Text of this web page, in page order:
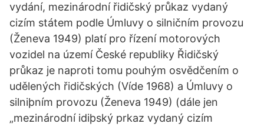
vydání, mezinárodní řidičský průkaz vydaný
cizím státem podle Úmluvy o silničním provozu
(Ženeva 1949) platí pro řízení motorových
vozidel na území České republiky Řidičský
průkaz je naproti tomu pouhým osvědčením o
udělených řidičských (Víde 1968) a Úmluvy o
silniþním provozu (Ženeva 1949) (dále jen
„mezinárodní idiþský prkaz vydaný cizím